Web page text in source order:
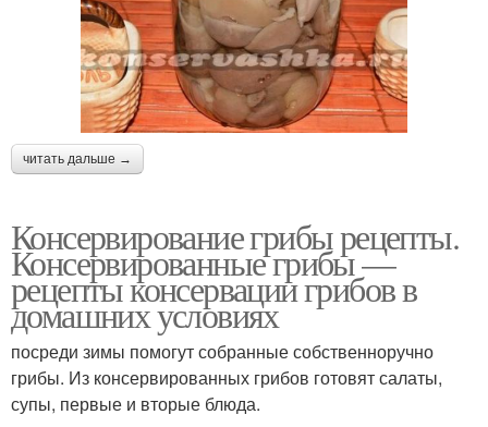
читать дальше →
Консервирование грибы рецепты.
Консервированные грибы —
рецепты консервации грибов в
домашних условиях
посреди зимы помогут собранные собственноручно
грибы. Из консервированных грибов готовят салаты,
супы, первые и вторые блюда.